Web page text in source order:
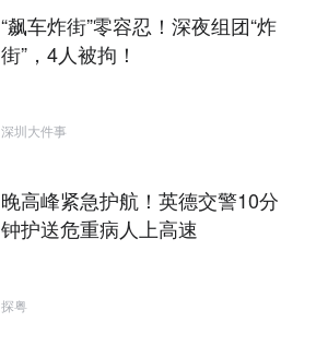
“飙车炸街”零容忍！深夜组团“炸
街”，4人被拘！
深圳大件事
晚高峰紧急护航！英德交警10分
钟护送危重病人上高速
探粤